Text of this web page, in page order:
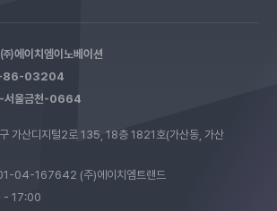
㈜에이치엠이노베이션
86-03204
울금천-0664
가산디지털2로 135, 18층 1821호(가산동, 가산
04-167642 (주)에이치엠트랜드
- 17:00